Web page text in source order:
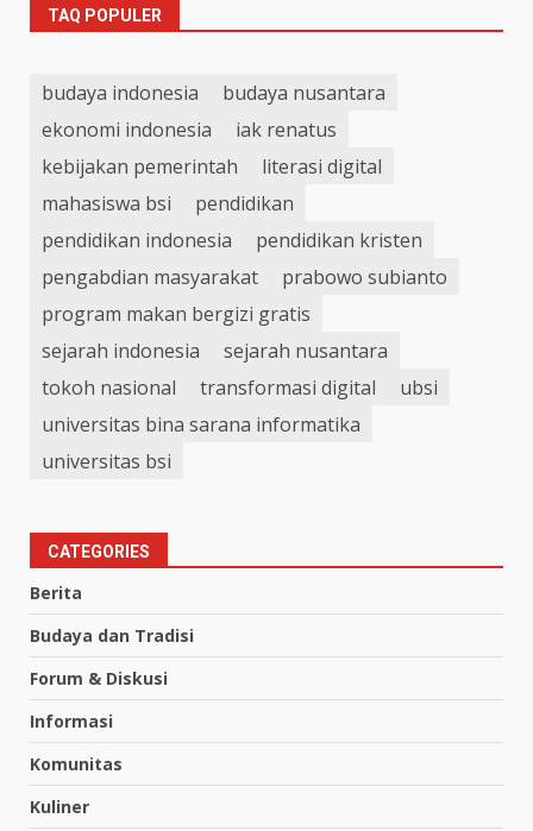
TAQ POPULER
budaya indonesia
budaya nusantara
ekonomi indonesia
iak renatus
kebijakan pemerintah
literasi digital
mahasiswa bsi
pendidikan
pendidikan indonesia
pendidikan kristen
pengabdian masyarakat
prabowo subianto
program makan bergizi gratis
sejarah indonesia
sejarah nusantara
tokoh nasional
transformasi digital
ubsi
universitas bina sarana informatika
universitas bsi
CATEGORIES
Berita
Budaya dan Tradisi
Forum & Diskusi
Informasi
Komunitas
Kuliner